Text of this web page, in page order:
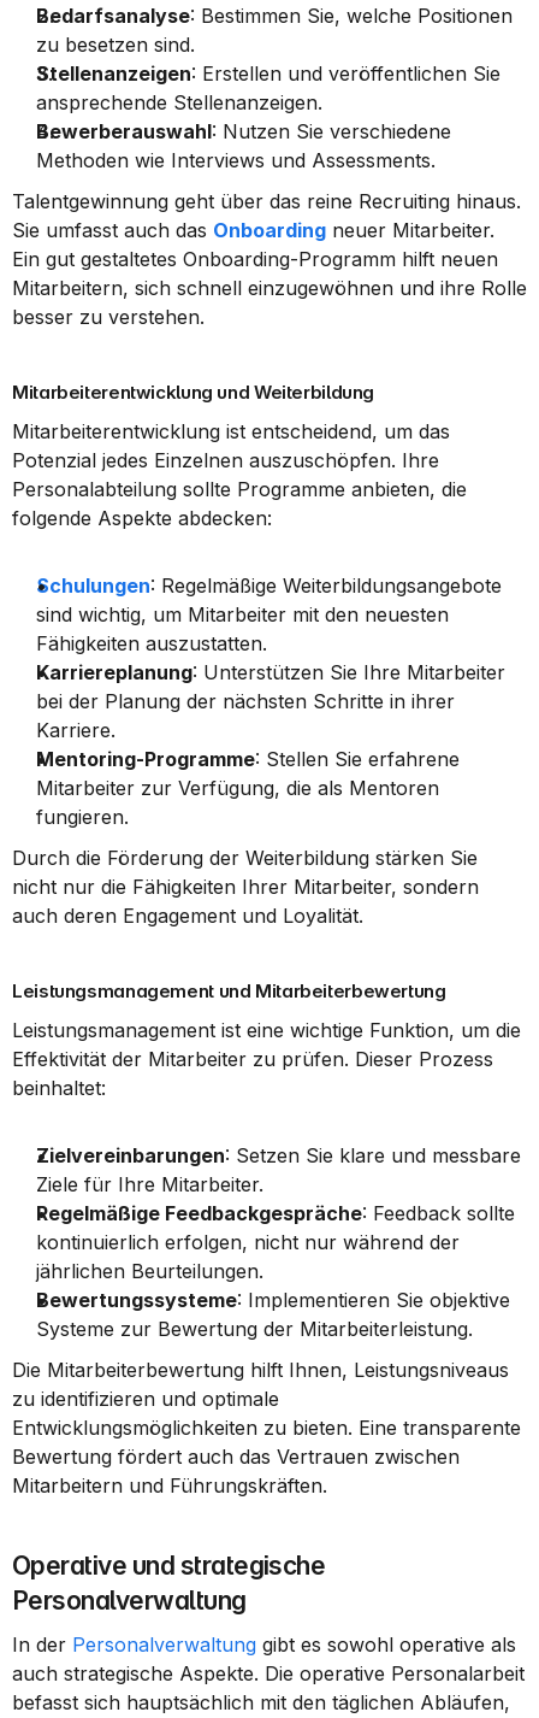
Bedarfsanalyse: Bestimmen Sie, welche Positionen
zu besetzen sind.
Stellenanzeigen: Erstellen und veröffentlichen Sie
ansprechende Stellenanzeigen.
Bewerberauswahl: Nutzen Sie verschiedene
Methoden wie Interviews und Assessments.
Talentgewinnung geht über das reine Recruiting hinaus.
Sie umfasst auch das Onboarding neuer Mitarbeiter.
Ein gut gestaltetes Onboarding-Programm hilft neuen
Mitarbeitern, sich schnell einzugewöhnen und ihre Rolle
besser zu verstehen.
Mitarbeiterentwicklung und Weiterbildung
Mitarbeiterentwicklung ist entscheidend, um das
Potenzial jedes Einzelnen auszuschöpfen. Ihre
Personalabteilung sollte Programme anbieten, die
folgende Aspekte abdecken:
Schulungen: Regelmäßige Weiterbildungsangebote
sind wichtig, um Mitarbeiter mit den neuesten
Fähigkeiten auszustatten.
Karriereplanung: Unterstützen Sie Ihre Mitarbeiter
bei der Planung der nächsten Schritte in ihrer
Karriere.
Mentoring-Programme: Stellen Sie erfahrene
Mitarbeiter zur Verfügung, die als Mentoren
fungieren.
Durch die Förderung der Weiterbildung stärken Sie
nicht nur die Fähigkeiten Ihrer Mitarbeiter, sondern
auch deren Engagement und Loyalität.
Leistungsmanagement und Mitarbeiterbewertung
Leistungsmanagement ist eine wichtige Funktion, um die
Effektivität der Mitarbeiter zu prüfen. Dieser Prozess
beinhaltet:
Zielvereinbarungen: Setzen Sie klare und messbare
Ziele für Ihre Mitarbeiter.
Regelmäßige Feedbackgespräche: Feedback sollte
kontinuierlich erfolgen, nicht nur während der
jährlichen Beurteilungen.
Bewertungssysteme: Implementieren Sie objektive
Systeme zur Bewertung der Mitarbeiterleistung.
Die Mitarbeiterbewertung hilft Ihnen, Leistungsniveaus
zu identifizieren und optimale
Entwicklungsmöglichkeiten zu bieten. Eine transparente
Bewertung fördert auch das Vertrauen zwischen
Mitarbeitern und Führungskräften.
Operative und strategische
Personalverwaltung
In der Personalverwaltung gibt es sowohl operative als
auch strategische Aspekte. Die operative Personalarbeit
befasst sich hauptsächlich mit den täglichen Abläufen,